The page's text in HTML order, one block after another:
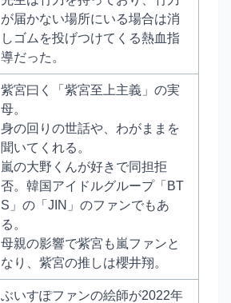
が届かない場所にいる場合は消
しゴムを投げつけてくる熱血指
導だった。
紫宮曰く「紫宮至上主義」の実
母。
身の回りの世話や、わがままを
聞いてくれる。
嵐の大野くんが好きで同担拒
否。韓国アイドルグループ「BT
S」の「JIN」のファンでもあ
る。
母親の影響で紫宮も嵐ファンと
なり、紫宮の推しは櫻井翔。
ぶいすぽファンの絵師が2022年